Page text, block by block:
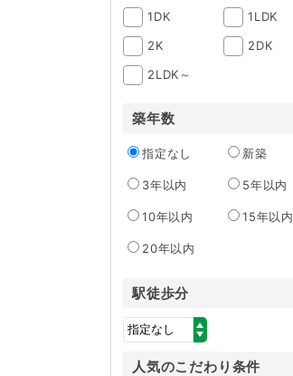
1DK
1LDK
2K
2DK
2LDK～
築年数
指定なし 新築
3年以内 5年以内
10年以内 15年以内
20年以内
駅徒歩分
人気のこだわり条件